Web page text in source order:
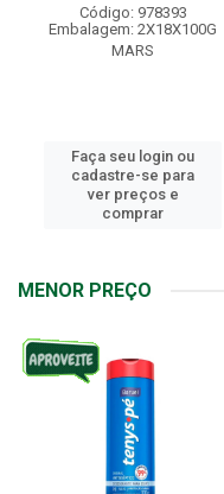
Código: 978393
Embalagem: 2X18X100G
MARS
Faça seu login ou
cadastre-se para
ver preços e
comprar
MENOR PREÇO